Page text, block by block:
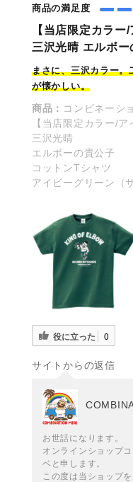
商品の満足度
【当店限定カラー
三沢光晴 エルボ
まさに、三沢カラー。
が懐かしい。
商品： コンビネーシ
【当店限定カラー/ア
三沢光晴
エルボーの貴公子
コットンTシャツ
アイビーグリーン（
役に立った 0
サイトからの返信
お世話になります。
オンラインショップ
ベと申します。
この度は当ショップ